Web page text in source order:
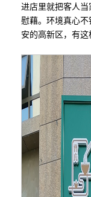
进店里就把客人
慰藉。环境真心
安的高新区，有这